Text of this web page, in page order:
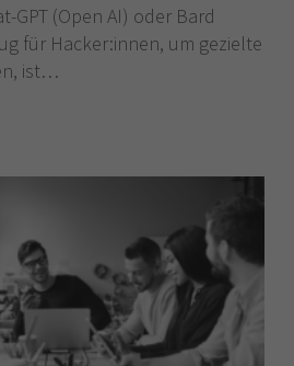
GPT (Open AI) oder Bard
für Hacker:innen, um gezielte
ist…